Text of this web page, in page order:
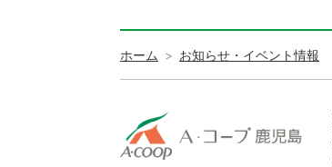
ホーム お知らせ・イベント情報